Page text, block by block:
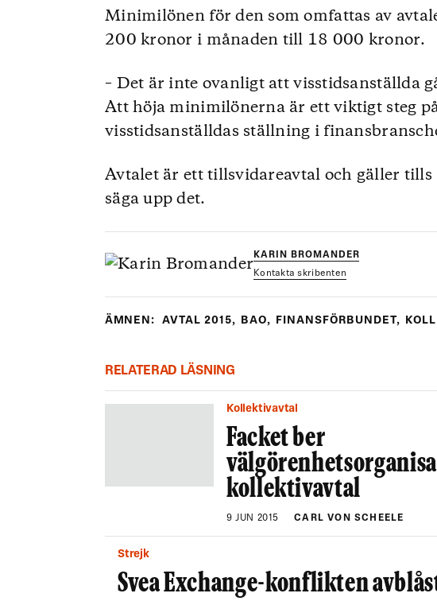
Minimilönen för den som omfattas av
200 kronor i månaden till 18 000 kronor.
– Det är inte ovanligt att visstidsanställda
Att höja minimilönerna är ett viktigt steg
visstidsanställdas ställning i
Avtalet är ett tillsvidareavtal och gäller
säga upp det.
KARIN BROMANDER
Kontakta skribenten
ÄMNEN: AVTAL 2015, BAO, FINANSFÖRBUNDET,
RELATERAD LÄSNING
Kollektivavtal
Facket ber
kollektivavtal
9 JUN 2015 CARL VON SCHEELE
Strejk
Svea Exchange-konflikten